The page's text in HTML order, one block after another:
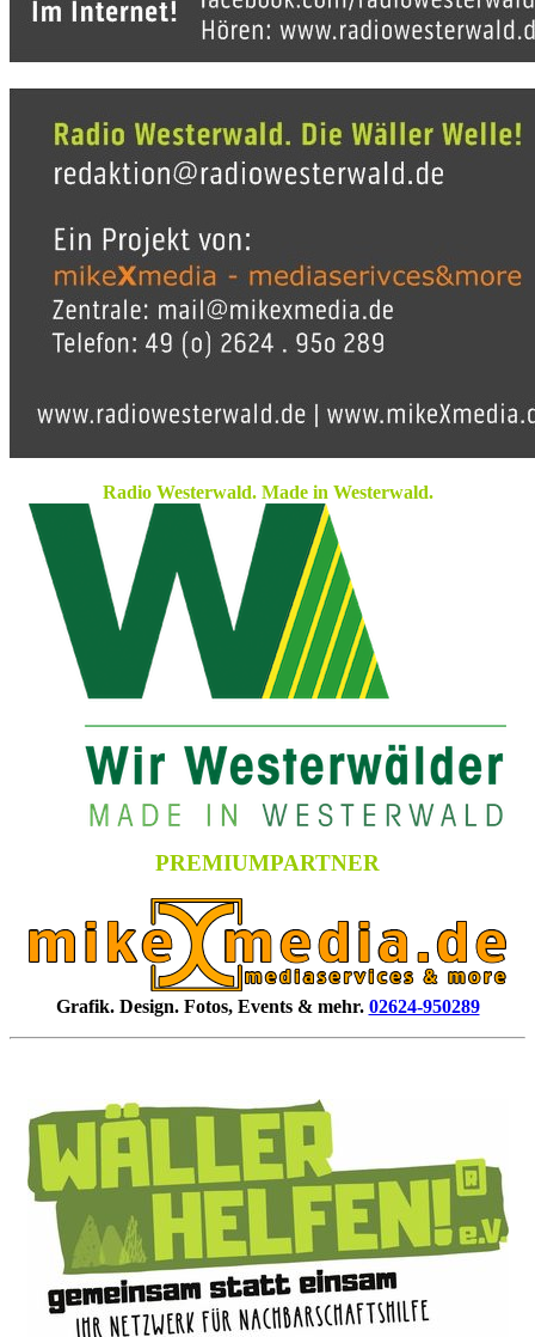
Radio Westerwald. Made in Westerwald.
PREMIUMPARTNER
Grafik. Design. Fotos, Events & mehr. 02624-950289